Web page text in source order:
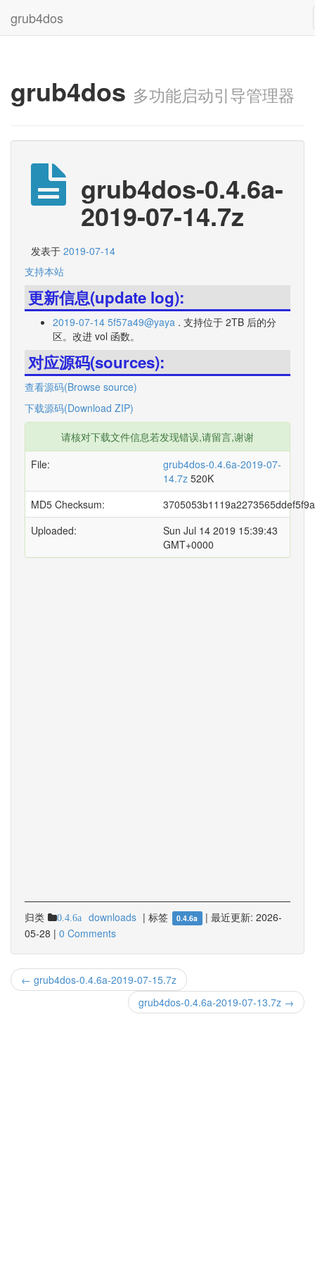
grub4dos
grub4dos 多功能启动引导管理器
grub4dos-0.4.6a-
2019-07-14.7z
发表于 2019-07-14
支持本站
更新信息(update log):
2019-07-14 5f57a49@yaya . 支持位于 2TB 后的分
区。改进 vol 函数。
对应源码(sources):
查看源码(Browse source)
下载源码(Download ZIP)
请核对下载文件信息若发现错误,请留言,谢谢
File:
grub4dos-0.4.6a-2019-07-
14.7z 520K
MD5 Checksum:
Uploaded:
Sun Jul 14 2019 15:39:43
GMT+0000
归类 0.4.6a downloads | 标签 0.4.6a | 最近更新: 2026-
05-28 | 0 Comments
← grub4dos-0.4.6a-2019-07-15.7z
grub4dos-0.4.6a-2019-07-13.7z →